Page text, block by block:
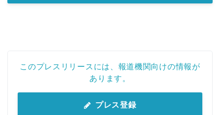
このプレスリリースには、報道機関向けの情報が
あります。
プレス登録